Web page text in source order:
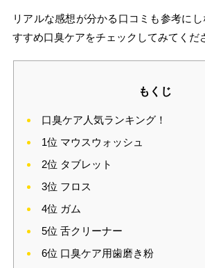
リアルな感想が分かる口コミも参考に
すすめ口臭ケアをチェックしてみてくだ
もくじ
口臭ケア人気ランキング！
1位 マウスウォッシュ
2位 タブレット
3位 フロス
4位 ガム
5位 舌クリーナー
6位 口臭ケア用歯磨き粉